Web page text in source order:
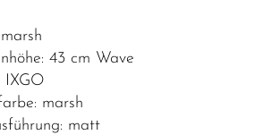
43 cm Wave
IXGO
marsh
matt